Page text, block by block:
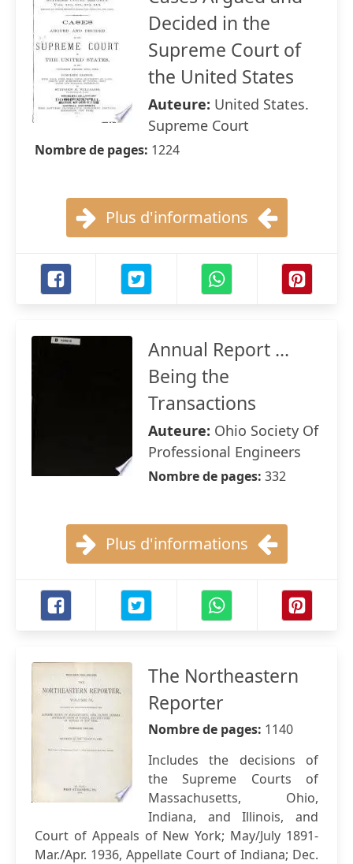
Decided in the
Supreme Court of
the United States
Auteure: United States.
Supreme Court
Nombre de pages: 1224
Plus d'informations
Annual Report ...
Being the
Transactions
Auteure: Ohio Society Of
Professional Engineers
Nombre de pages: 332
Plus d'informations
The Northeastern
Reporter
Nombre de pages: 1140
Includes the decisions of
the Supreme Courts of
Massachusetts, Ohio,
Indiana, and Illinois, and
Court of Appeals of New York; May/July 1891-
Mar./Apr. 1936, Appellate Court of Indiana; Dec.